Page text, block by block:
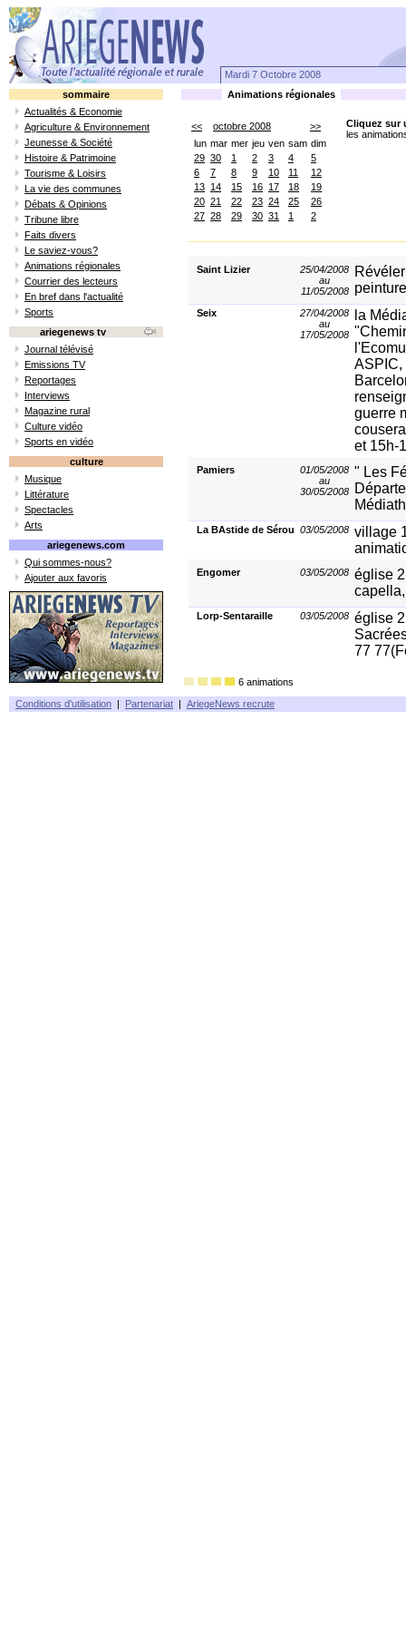
Mardi 7 Octobre 2008
sommaire
Actualités & Economie
Agriculture & Environnement
Jeunesse & Société
Histoire & Patrimoine
Tourisme & Loisirs
La vie des communes
Débats & Opinions
Tribune libre
Faits divers
Le saviez-vous?
Animations régionales
Courrier des lecteurs
En bref dans l'actualité
Sports
ariegenews tv
Journal télévisé
Emissions TV
Reportages
Interviews
Magazine rural
Culture vidéo
Sports en vidéo
culture
Musique
Littérature
Spectacles
Arts
ariegenews.com
Qui sommes-nous?
Ajouter aux favoris
Animations régionales
<< octobre 2008
>>
lun mar mer jeu ven sam dim
29 30 1 2 3 4
5
6
7 8 9 10 11
12
13 14 15 16 17 18
19
20 21 22 23 24 25
26
27 28 29 30 31 1 2
Cliquez sur
les
Saint Lizier
25/04/2008
au
11/05/2008
Seix
27/04/2008
au
17/05/2008
la
ASPIC,
guerre
et 15h-
Pamiers
01/05/2008
au
30/05/2008
" Les
La BAstide de Sérou 03/05/2008 village
Engomer 03/05/2008 église
Lorp-Sentaraille 03/05/2008 église
77
6 animations
Conditions d'utilisation | Partenariat | AriegeNews recrute